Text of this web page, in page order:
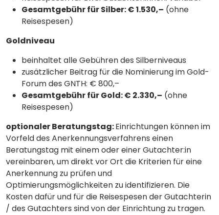
Gesamtgebühr für Silber: € 1.530,– (ohne
Reisespesen)
Goldniveau
beinhaltet alle Gebühren des Silberniveaus
zusätzlicher Beitrag für die Nominierung im Gold-
Forum des GNTH: € 800,–
Gesamtgebühr für Gold: € 2.330,– (ohne
Reisespesen)
optionaler Beratungstag:Einrichtungen können im
Vorfeld des Anerkennungsverfahrens einen
Beratungstag mit einem oder einer Gutachter:in
vereinbaren, um direkt vor Ort die Kriterien für eine
Anerkennung zu prüfen und
Optimierungsmöglichkeiten zu identifizieren. Die
Kosten dafür und für die Reisespesen der Gutachterin
/ des Gutachters sind von der Einrichtung zu tragen.